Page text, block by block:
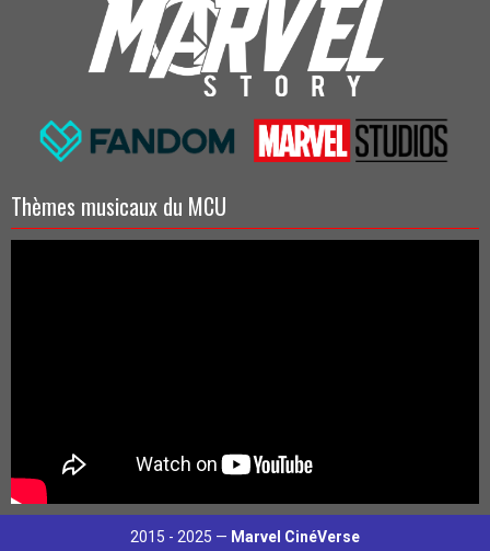
Thèmes musicaux du MCU
2015 - 2025 — Marvel CinéVerse